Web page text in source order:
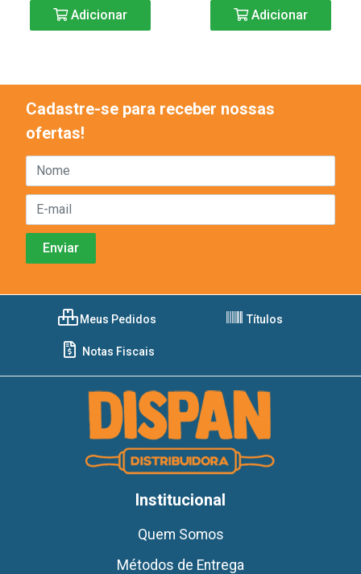
Adicionar Adicionar
Cadastre-se para receber nossas
ofertas!
Meus Pedidos Títulos
Notas Fiscais
Institucional
Quem Somos
Métodos de Entrega